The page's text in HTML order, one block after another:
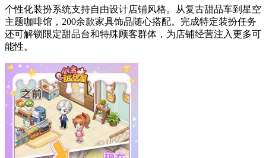
个性化装扮系统支持自由设计店铺风格。从复古甜品车到星空
主题咖啡馆，200余款家具饰品随心搭配。完成特定装扮任务
还可解锁限定甜品台和特殊顾客群体，为店铺经营注入更多可
能性。